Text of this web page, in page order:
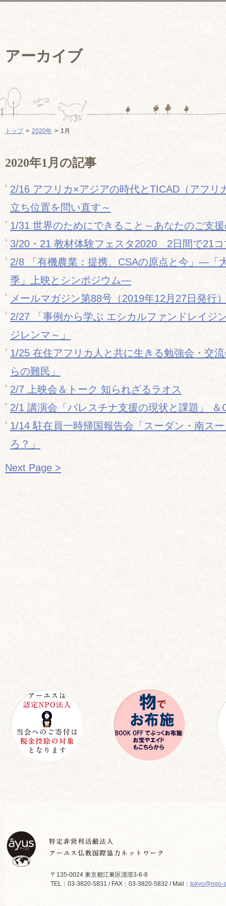
アーカイブ
トップ 2020年 1月
2020年1月の記事
2/16 アフリカ×アジアの時代とTICAD（アフリ
立ち位置を問い直す～
1/31 世界のためにできること～あなたのご支
3/20・21 教材体験フェスタ2020 2日間で21
2/8 「有機農業：提携、CSAの原点と今」―「
季」上映とシンポジウム―
メールマガジン第88号（2019年12月27日発行
2/27 「事例から学ぶ エシカルファンドレイジ
ジレンマ～」
1/25 在住アフリカ人と共に生きる勉強会・交
らの難民」
2/7 上映会＆トーク 知られざるラオス
2/1 講演会「パレスチナ支援の現状と課題」 ＆
1/14 駐在員一時帰国報告会「スーダン・南ス
ろ？」
Next Page >
〒135-0024 東京都江東区清澄3-6-8
TEL：03-3820-5831 / FAX：03-3820-5832 / Mail： tokyo@ngo-